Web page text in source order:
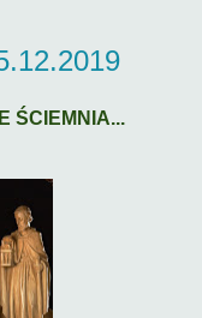
ŚCIEMNIA...